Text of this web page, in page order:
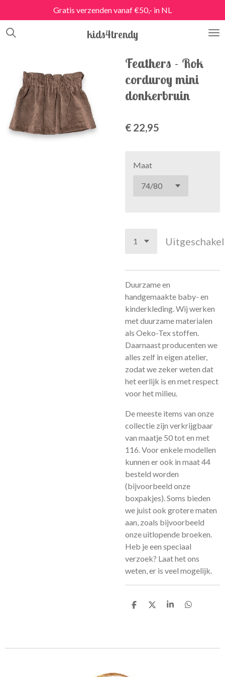
direct
naar
kids4trendy
Gratis verzenden vanaf €50,- in NL
Feathers - Rok
corduroy mini
donkerbruin
€ 22,95
Maat
Duurzame en
handgemaakte baby- en
kinderkleding. Wij werken
met duurzame materialen
als Oeko-Tex stoffen.
Daarnaast producenten we
alles zelf in eigen atelier,
zodat we zeker weten dat
het eerlijk is en met respect
voor het milieu.
De meeste items van onze
collectie zijn verkrijgbaar
van maatje 50 tot en met
116. Voor enkele modellen
kunnen er ook in maat 44
besteld worden
(bijvoorbeeld onze
boxpakjes). Soms bieden
we juist ook grotere maten
aan, zoals bijvoorbeeld
onze uitlopende broeken.
Heb je een speciaal
verzoek? Laat het ons
weten, er is veel mogelijk.
D
D
S
D